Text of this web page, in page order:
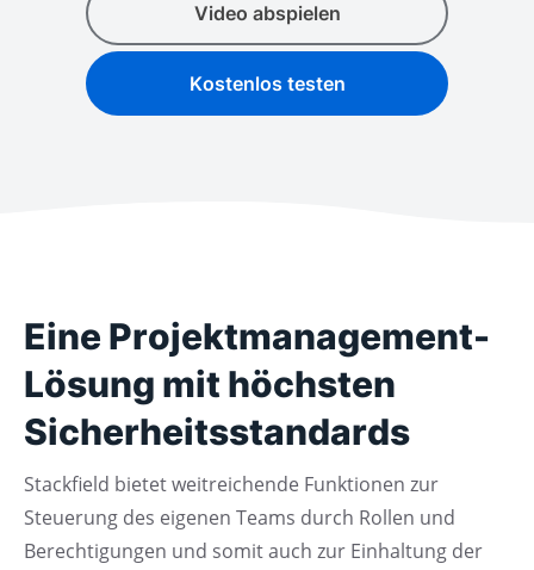
Video abspielen
Kostenlos testen
Eine Projektmanagement-
Lösung mit höchsten
Sicherheitsstandards
Stackfield bietet weitreichende Funktionen zur
Steuerung des eigenen Teams durch Rollen und
Berechtigungen und somit auch zur Einhaltung der